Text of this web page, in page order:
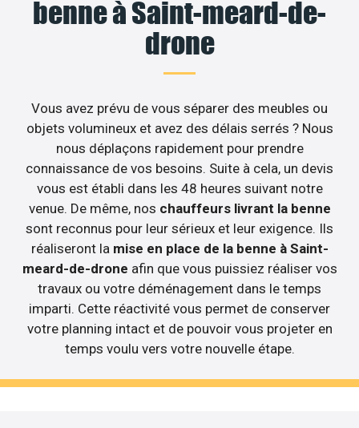
benne à Saint-meard-de-
drone
Vous avez prévu de vous séparer des meubles ou
objets volumineux et avez des délais serrés ? Nous
nous déplaçons rapidement pour prendre
connaissance de vos besoins. Suite à cela, un devis
vous est établi dans les 48 heures suivant notre
venue. De même, nos chauffeurs livrant la benne
sont reconnus pour leur sérieux et leur exigence. Ils
réaliseront la mise en place de la benne à Saint-
meard-de-drone afin que vous puissiez réaliser vos
travaux ou votre déménagement dans le temps
imparti. Cette réactivité vous permet de conserver
votre planning intact et de pouvoir vous projeter en
temps voulu vers votre nouvelle étape.